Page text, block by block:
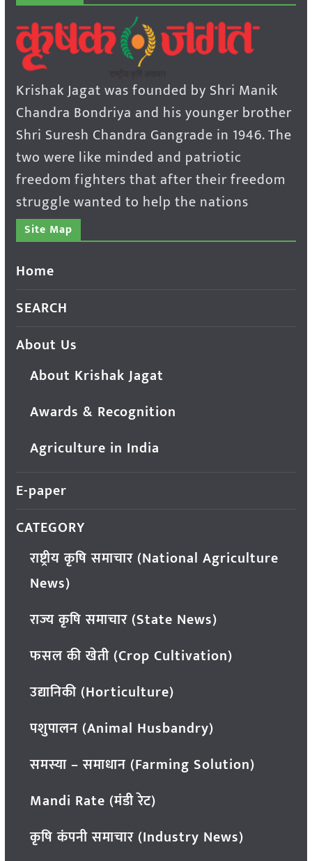
Krishak Jagat was founded by Shri Manik
Chandra Bondriya and his younger brother
Shri Suresh Chandra Gangrade in 1946. The
two were like minded and patriotic
freedom fighters that after their freedom
struggle wanted to help the nations
Site Map
Home
SEARCH
About Us
About Krishak Jagat
Awards & Recognition
Agriculture in India
E-paper
CATEGORY
राष्ट्रीय कृषि समाचार (National Agriculture
News)
राज्य कृषि समाचार (State News)
फसल की खेती (Crop Cultivation)
उद्यानिकी (Horticulture)
पशुपालन (Animal Husbandry)
समस्या – समाधान (Farming Solution)
Mandi Rate (मंडी रेट)
कृषि कंपनी समाचार (Industry News)